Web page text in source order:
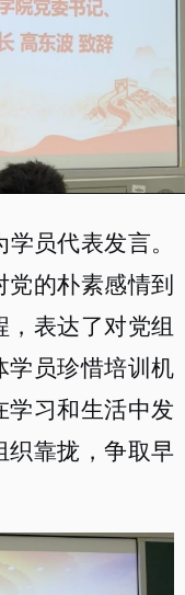
员代表发言。
的朴素感情到
，表达了对党组
学员珍惜培训机
学习和生活中发
织靠拢，争取早